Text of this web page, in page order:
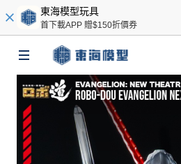
東海模型玩具
首下載APP 贈$150折價券